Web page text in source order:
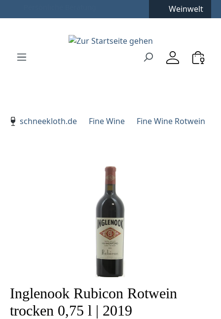
Zur Hauptnavigation springen
Weinwelt
schneekloth.de
Fine Wine Fine Wine Rotwein
Bildergalerie überspringen
Inglenook Rubicon Rotwein
trocken 0,75 l | 2019